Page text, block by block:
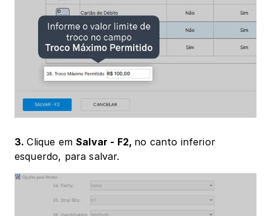
3. Clique em Salvar - F2, no canto inferior
esquerdo, para salvar.